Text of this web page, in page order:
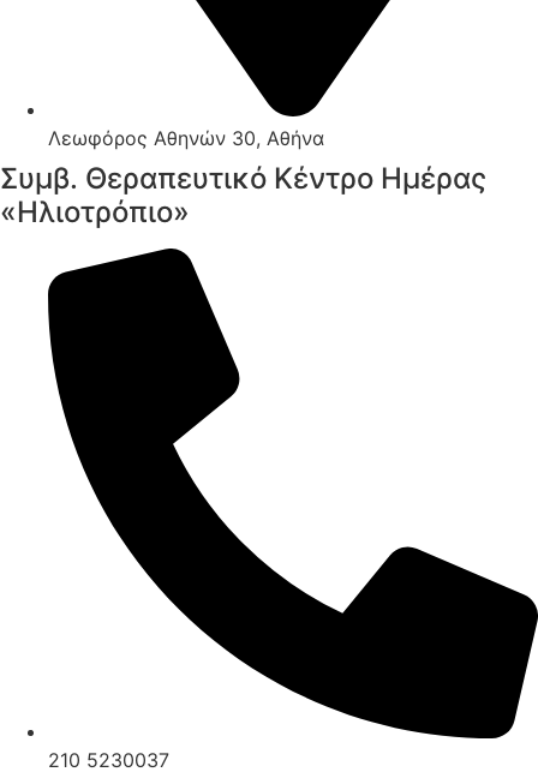
Λεωφόρος Αθηνών 30, Αθήνα
Συμβ. Θεραπευτικό Κέντρο Ημέρας
«Ηλιοτρόπιο»
210 5230037